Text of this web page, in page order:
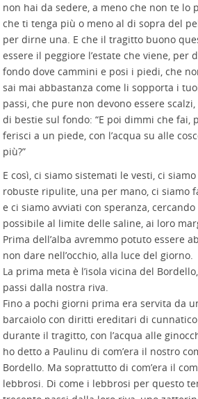
non hai da sedere, a meno che non te lo
che ti tenga più o meno al di sopra del
per dirne una. E che il tragitto buono
essere il peggiore l’estate che viene, per
fondo dove cammini e posi i piedi, che
sai mai abbastanza come li sopporta i
passi, che pure non devono essere
di bestie sul fondo: “E poi dimmi che fai,
ferisci a un piede, con l’acqua su alle
più?”
E così, ci siamo sistemati le vesti, ci
robuste ripulite, una per mano, ci siamo
e ci siamo avviati con speranza,
possibile al limite delle saline, ai loro
Prima dell’alba avremmo potuto essere
non dare nell’occhio, alla luce del giorno.
La prima meta è l’isola vicina del
passi dalla nostra riva.
Fino a pochi giorni prima era servita da
barcaiolo con diritti ereditari di
durante il tragitto, con l’acqua alle
ho detto a Paulinu di com’era il nostro
Bordello. Ma soprattutto di com’era il
lebbrosi. Di come i lebbrosi per questo